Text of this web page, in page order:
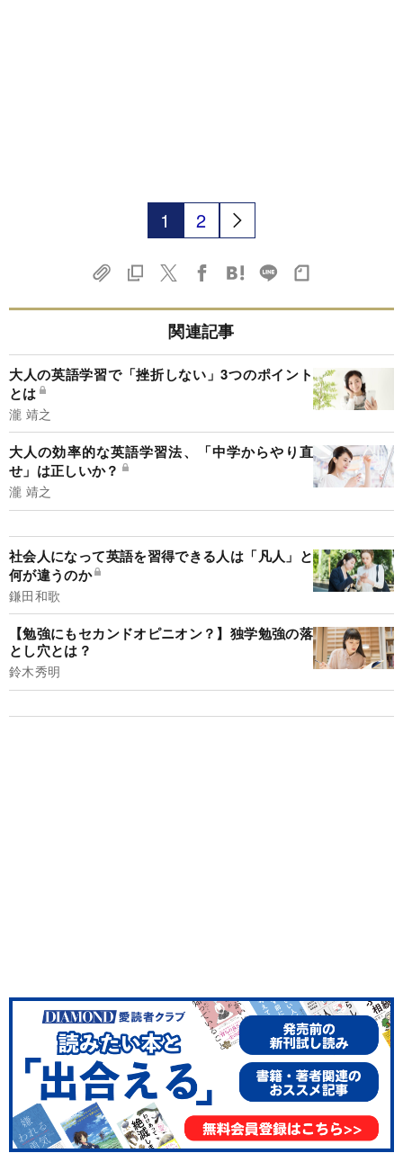
1 2
関連記事
大人の英語学習で「挫折しない」3つのポイント
とは
瀧 靖之
大人の効率的な英語学習法、「中学からやり直
せ」は正しいか？
瀧 靖之
社会人になって英語を習得できる人は「凡人」と
何が違うのか
鎌田和歌
【勉強にもセカンドオピニオン？】独学勉強の落
とし穴とは？
鈴木秀明